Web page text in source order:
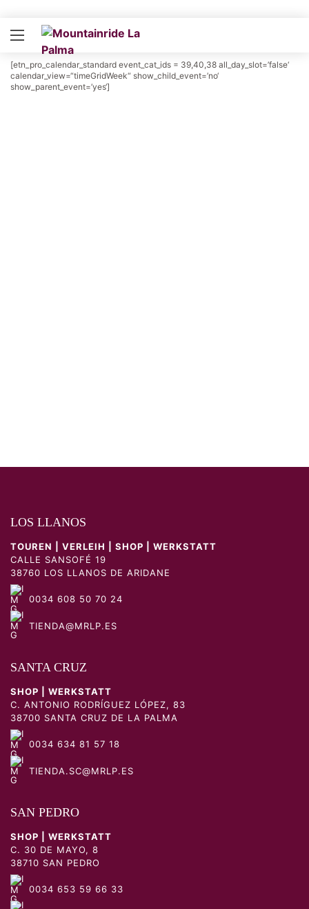
[etn_pro_calendar_standard event_cat_ids = 39,40,38 all_day_slot=’false‘
calendar_view=“timeGridWeek“ show_child_event=’no‘
show_parent_event=’yes‘]
LOS LLANOS
TOUREN | VERLEIH | SHOP | WERKSTATT
CALLE SANSOFÉ 19
38760 LOS LLANOS DE ARIDANE
0034 608 50 70 24
TIENDA@MRLP.ES
SANTA CRUZ
SHOP | WERKSTATT
C. ANTONIO RODRÍGUEZ LÓPEZ, 83
38700 SANTA CRUZ DE LA PALMA
0034 634 81 57 18
TIENDA.SC@MRLP.ES
SAN PEDRO
SHOP | WERKSTATT
C. 30 DE MAYO, 8
38710 SAN PEDRO
0034 653 59 66 33